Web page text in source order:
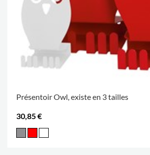
Présentoir Owl, existe en 3 tailles
30,85 €